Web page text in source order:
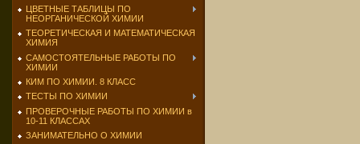
ЦВЕТНЫЕ ТАБЛИЦЫ ПО
НЕОРГАНИЧЕСКОЙ ХИМИИ
ТЕОРЕТИЧЕСКАЯ И МАТЕМАТИЧЕСКАЯ
ХИМИЯ
САМОСТОЯТЕЛЬНЫЕ РАБОТЫ ПО
ХИМИИ
КИМ ПО ХИМИИ. 8 КЛАСС
ТЕСТЫ ПО ХИМИИ
ПРОВЕРОЧНЫЕ РАБОТЫ ПО ХИМИИ в
10-11 КЛАССАХ
ЗАНИМАТЕЛЬНО О ХИМИИ